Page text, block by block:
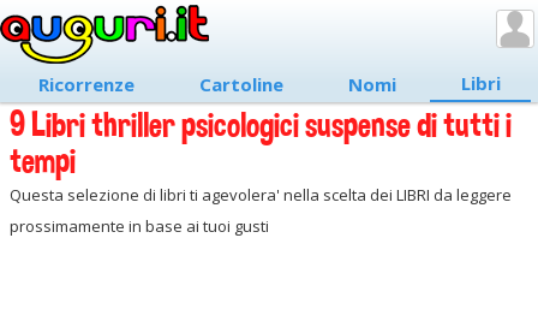
Ricorrenze Cartoline Nomi Libri
9 Libri thriller psicologici suspense di tutti i
tempi
Questa selezione di libri ti agevolera' nella scelta dei LIBRI da leggere
prossimamente in base ai tuoi gusti